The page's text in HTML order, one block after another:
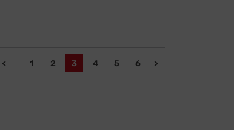
< 1 2 3 4 5 6 >